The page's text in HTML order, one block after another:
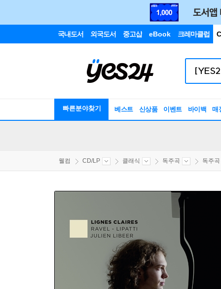
국내도서 외국도서 중고샵 eBook 크레마클럽
빠른분야찾기 베스트 신상품 이벤트 바이백 매
웰컴 CD/LP 클래식 독주곡 독주